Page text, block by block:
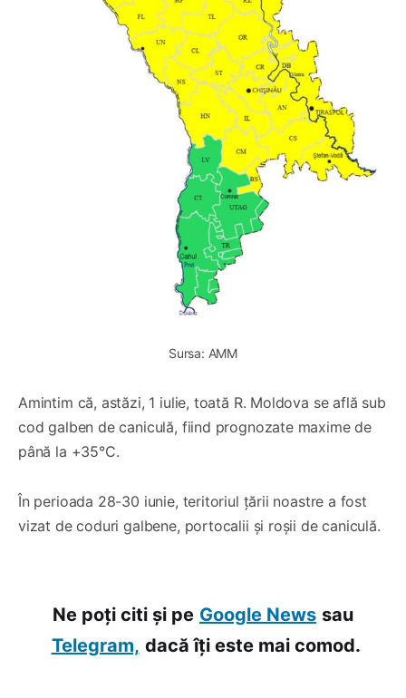
Sursa: AMM
Amintim că, astăzi, 1 iulie, toată R. Moldova se află sub
cod galben de caniculă, fiind prognozate maxime de
până la +35°C.
În perioada 28-30 iunie, teritoriul țării noastre a fost
vizat de coduri galbene, portocalii și roșii de caniculă.
Ne poți citi și pe Google News sau
Telegram, dacă îți este mai comod.